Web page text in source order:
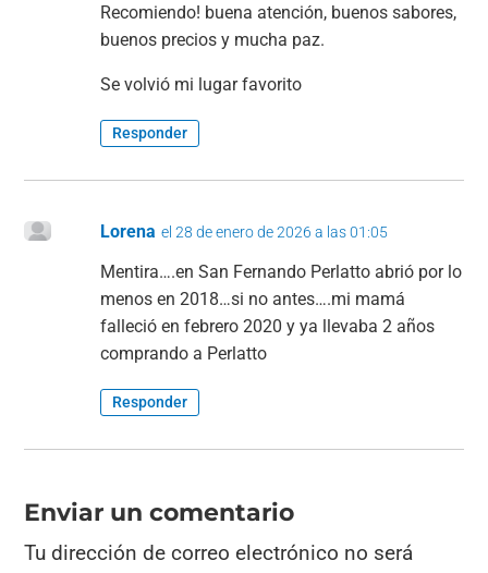
Recomiendo! buena atención, buenos sabores,
buenos precios y mucha paz.
Se volvió mi lugar favorito
Responder
Lorena el 28 de enero de 2026 a las 01:05
Mentira….en San Fernando Perlatto abrió por lo
menos en 2018…si no antes….mi mamá
falleció en febrero 2020 y ya llevaba 2 años
comprando a Perlatto
Responder
Enviar un comentario
Tu dirección de correo electrónico no será